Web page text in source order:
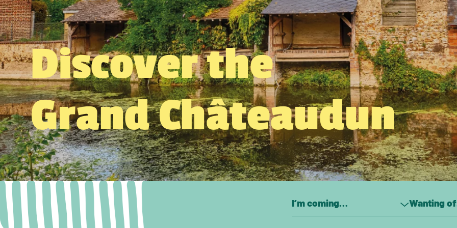
Discover the
Grand Châteaudun